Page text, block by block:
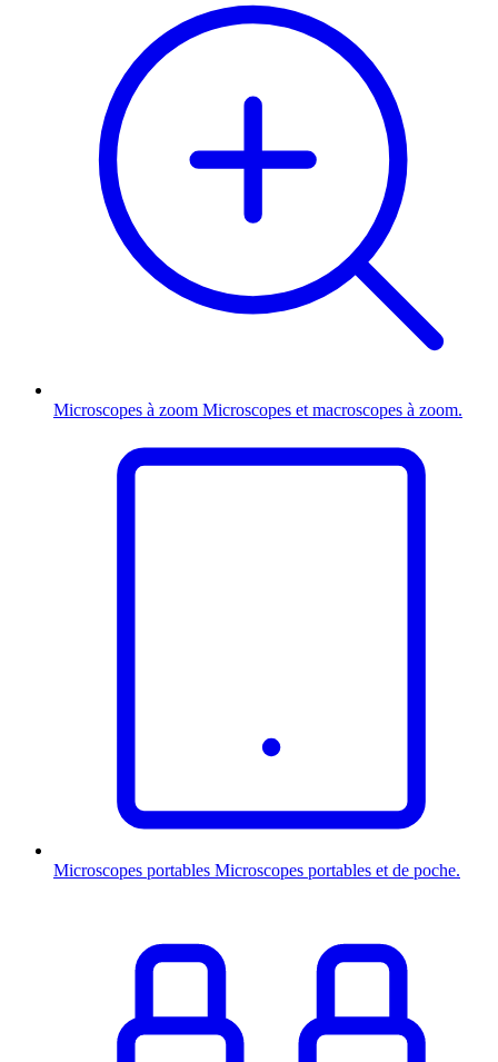
Microscopes à zoom Microscopes et macroscopes à zoom.
Microscopes portables Microscopes portables et de poche.